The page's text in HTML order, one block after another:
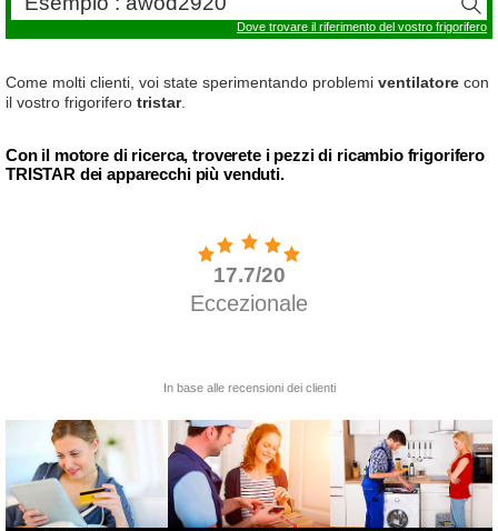
Dove trovare il riferimento del vostro frigorifero
Come molti clienti, voi state sperimentando problemi ventilatore con
il vostro frigorifero tristar.
Con il motore di ricerca, troverete i pezzi di ricambio frigorifero
TRISTAR dei apparecchi più venduti.